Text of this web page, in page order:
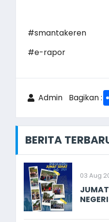
#smantakeren
#e-rapor
Admin Bagikan :
BERITA
03 Aug